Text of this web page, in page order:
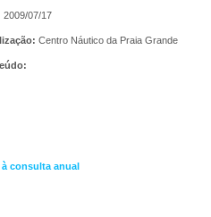
2009/07/17
Centro Náutico da Praia Grande
à consulta anual